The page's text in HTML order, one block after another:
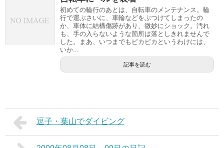
初めての輪行のあとは、自転車のメンテナンス。輪
行で運ぶさいに、車輪などをぶつけてしまったの
か、車体に結構傷跡があり、微妙にショック。汚れ
も、手の入らないような箇所は落としきれませんで
した。まあ、いつまでもピカピカというわけには、
いか...
記事を読む
逗子・葉山でダイビング